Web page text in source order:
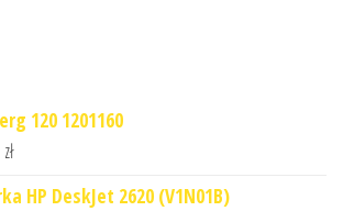
120 1201160
zł
HP DeskJet 2620 (V1N01B)